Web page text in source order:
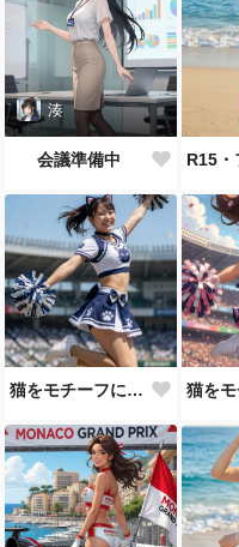
湊
会議準備中
猫をモチーフにしたユニを着て応援